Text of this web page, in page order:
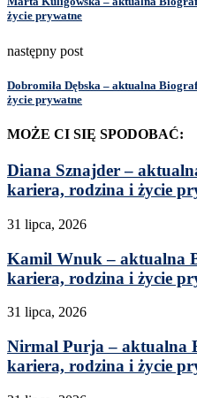
życie prywatne
następny post
Dobromiła Dębska – aktualna
życie prywatne
MOŻE CI SIĘ SPODOBAĆ:
Diana Sznajder –
kariera, rodzina i życie
31 lipca, 2026
Kamil Wnuk – aktualna
kariera, rodzina i życie
31 lipca, 2026
Nirmal Purja – aktualna
kariera, rodzina i życie